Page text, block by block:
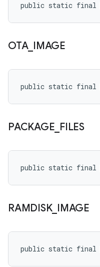
public static final
OTA_ IMAGE
public static final
PACKAGE FILES
public static final
RAMDISK_ IMAGE
public static final